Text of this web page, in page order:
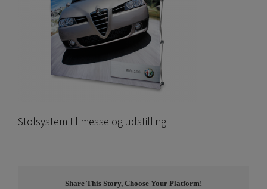
Stofsystem til messe og udstilling
Share This Story, Choose Your Platform!